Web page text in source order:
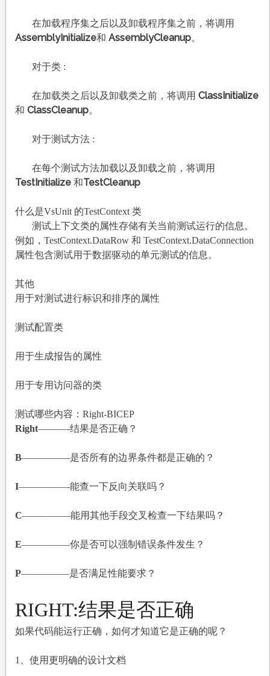
在加载程序集之后以及卸载程序集之前，将调用
AssemblyInitialize和 AssemblyCleanup。
对于类 :
在加载类之后以及卸载类之前，将调用 ClassInitialize
和 ClassCleanup。
对于测试方法 :
在每个测试方法加载以及卸载之前，将调用
TestInitialize 和TestCleanup
什么是VsUnit 的TestContext 类
测试上下文类的属性存储有关当前测试运行的信息。
例如，TestContext.DataRow 和 TestContext.DataConnection
属性包含测试用于数据驱动的单元测试的信息。
其他
用于对测试进行标识和排序的属性
测试配置类
用于生成报告的属性
用于专用访问器的类
测试哪些内容：Right-BICEP
Right———-结果是否正确？
B—————是否所有的边界条件都是正确的？
I—————-能查一下反向关联吗？
C—————能用其他手段交叉检查一下结果吗？
E—————你是否可以强制错误条件发生？
P—————是否满足性能要求？
RIGHT:结果是否正确
如果代码能运行正确，如何才知道它是正确的呢？
1 、使用更明确的设计文档